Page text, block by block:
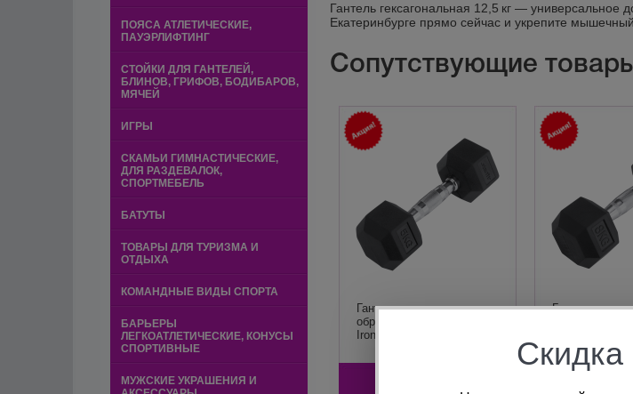
ПОЯСА АТЛЕТИЧЕСКИЕ,
ПАУЭРЛИФТИНГ
СТОЙКИ ДЛЯ ГАНТЕЛЕЙ,
БЛИНОВ, ГРИФОВ, БОДИБАРОВ,
МЯЧЕЙ
ИГРЫ
СКАМЬИ ГИМНАСТИЧЕСКИЕ,
ДЛЯ РАЗДЕВАЛОК,
СПОРТМЕБЕЛЬ
БАТУТЫ
ТОВАРЫ ДЛЯ ТУРИЗМА И
ОТДЫХА
КОМАНДНЫЕ ВИДЫ СПОРТА
БАРЬЕРЫ
ЛЕГКОАТЛЕТИЧЕСКИЕ, КОНУСЫ
СПОРТИВНЫЕ
МУЖСКИЕ УКРАШЕНИЯ И
Гантель гексагональная 12,5 кг —
Екатеринбурге прямо сейчас и укрепите
Сопутствующие
Гантель гексагональная
обрезиненная 5 кг, черная
Iron King
Гантель
Скидка